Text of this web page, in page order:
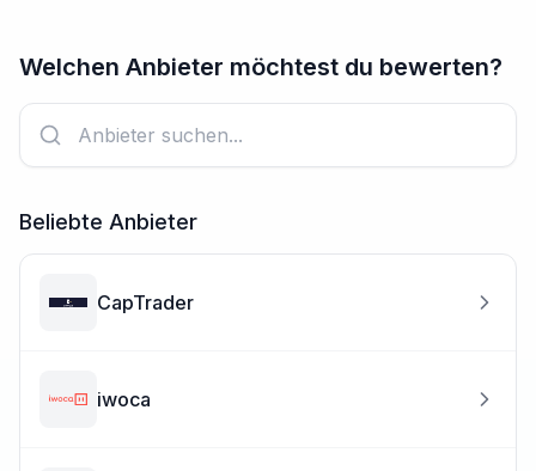
Welchen Anbieter möchtest du bewerten?
Beliebte Anbieter
CapTrader
iwoca